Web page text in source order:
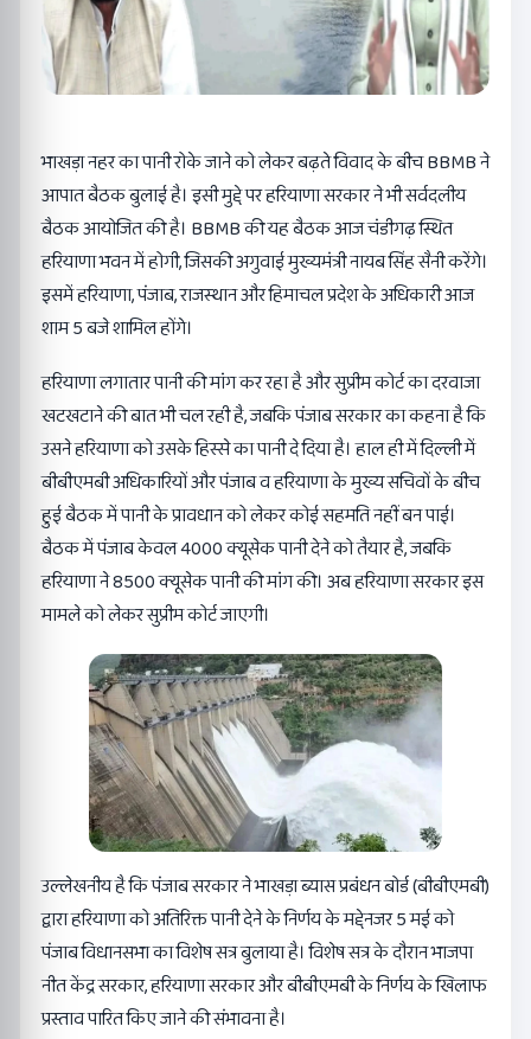
भाखड़ा नहर का पानी रोके जाने को लेकर बढ़ते विवाद के बीच BBMB ने
आपात बैठक बुलाई है। इसी मुद्दे पर हरियाणा सरकार ने भी सर्वदलीय
बैठक आयोजित की है। BBMB की यह बैठक आज चंडीगढ़ स्थित
हरियाणा भवन में होगी, जिसकी अगुवाई मुख्यमंत्री नायब सिंह सैनी करेंगे।
इसमें हरियाणा, पंजाब, राजस्थान और हिमाचल प्रदेश के अधिकारी आज
शाम 5 बजे शामिल होंगे।
हरियाणा लगातार पानी की मांग कर रहा है और सुप्रीम कोर्ट का दरवाजा
खटखटाने की बात भी चल रही है, जबकि पंजाब सरकार का कहना है कि
उसने हरियाणा को उसके हिस्से का पानी दे दिया है। हाल ही में दिल्ली में
बीबीएमबी अधिकारियों और पंजाब व हरियाणा के मुख्य सचिवों के बीच
हुई बैठक में पानी के प्रावधान को लेकर कोई सहमति नहीं बन पाई।
बैठक में पंजाब केवल 4000 क्यूसेक पानी देने को तैयार है, जबकि
हरियाणा ने 8500 क्यूसेक पानी की मांग की। अब हरियाणा सरकार इस
मामले को लेकर सुप्रीम कोर्ट जाएगी।
उल्लेखनीय है कि पंजाब सरकार ने भाखड़ा ब्यास प्रबंधन बोर्ड (बीबीएमबी)
द्वारा हरियाणा को अतिरिक्त पानी देने के निर्णय के मद्देनजर 5 मई को
पंजाब विधानसभा का विशेष सत्र बुलाया है। विशेष सत्र के दौरान भाजपा
नीत केंद्र सरकार, हरियाणा सरकार और बीबीएमबी के निर्णय के खिलाफ
प्रस्ताव पारित किए जाने की संभावना है।